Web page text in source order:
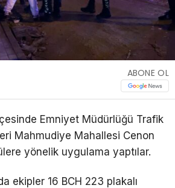
ABONE OL
Emniyet Müdürlüğü Trafik
Mahmudiye Mahallesi Cenon
yönelik uygulama yaptılar.
ekipler 16 BCH 223 plakalı